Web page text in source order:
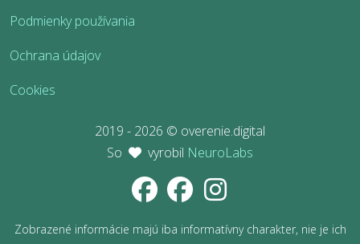
Podmienky používania
Ochrana údajov
Cookies
2019 - 2026 © overenie.digital
So
vyrobil NeuroLabs
Zobrazené informácie majú iba informatívny charakter, nie je ich